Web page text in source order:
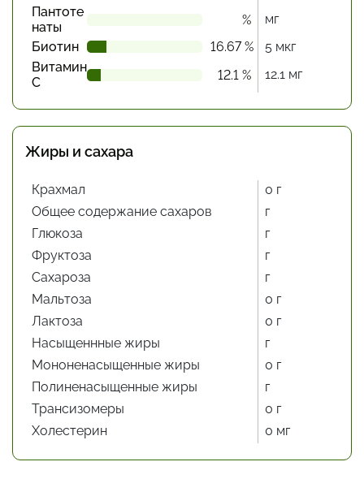
Пантоте
наты
%
мг
Биотин
16.67 %
5 мкг
Витамин
С
12.1 % 12.1 мг
Жиры и сахара
Крахмал
0 г
Общее содержание сахаров
г
Глюкоза
г
Фруктоза
г
Сахароза
г
Мальтоза
0 г
Лактоза
0 г
Насыщеннные жиры
г
Мононенасыщенные жиры
0 г
Полиненасыщенные жиры
г
Трансизомеры
0 г
Холестерин
0 мг